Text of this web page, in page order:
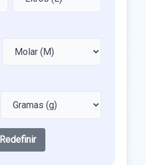
Redefinir